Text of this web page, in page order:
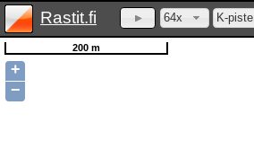
Rastit.fi 64x K-piste
200 m
+
−